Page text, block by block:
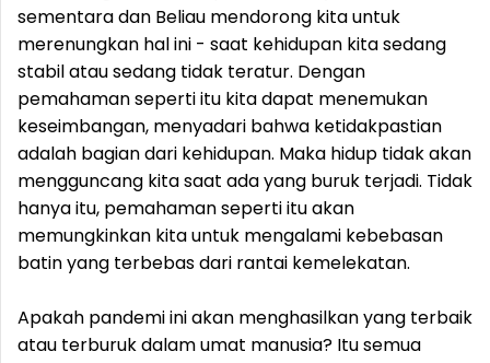
sementara dan Beliau mendorong kita untuk
merenungkan hal ini - saat kehidupan kita sedang
stabil atau sedang tidak teratur. Dengan
pemahaman seperti itu kita dapat menemukan
keseimbangan, menyadari bahwa ketidakpastian
adalah bagian dari kehidupan. Maka hidup tidak akan
mengguncang kita saat ada yang buruk terjadi. Tidak
hanya itu, pemahaman seperti itu akan
memungkinkan kita untuk mengalami kebebasan
batin yang terbebas dari rantai kemelekatan.
Apakah pandemi ini akan menghasilkan yang terbaik
atau terburuk dalam umat manusia? Itu semua